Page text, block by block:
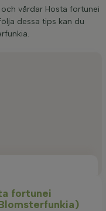
vårdar Hosta fortunei
dessa tips kan du
fortunei